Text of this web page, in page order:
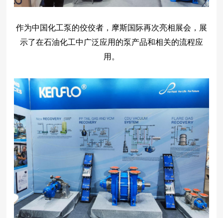
作为中国化工泵的佼佼者，摩斯国际再次亮相展会，展
示了在石油化工中广泛应用的泵产品和相关的流程应
用 。